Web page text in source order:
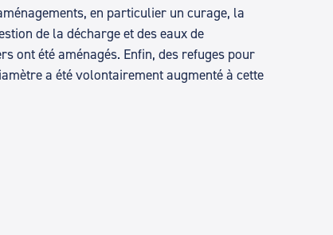
en particulier un curage, la
de la décharge et des eaux de
ont été aménagés. Enfin, des refuges pour
a été volontairement augmenté à cette